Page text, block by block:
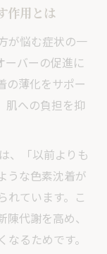
作用とは
が悩む症状の一
ーバーの促進に
の薄化をサポー
肌への負担を抑
、「以前よりも
うな色素沈着が
れています。こ
代謝を高め、
るためです。